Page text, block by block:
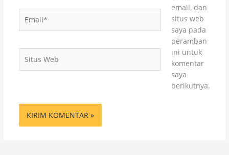
Web
email, dan
situs web
saya pada
peramban
ini untuk
komentar
saya
berikutnya.